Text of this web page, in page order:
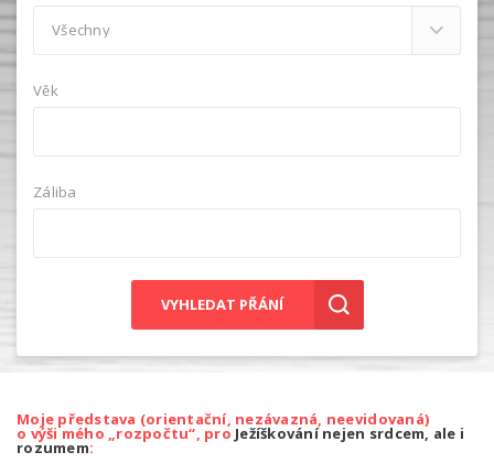
Věk
Záliba
VYHLEDAT PŘÁNÍ
Moje představa (orientační, nezávazná, neevidovaná)
o výši mého „rozpočtu“, pro Ježíškování nejen srdcem, ale i
rozumem: